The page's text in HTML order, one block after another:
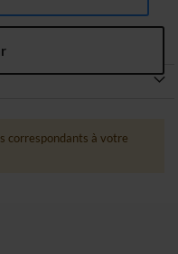
correspondants à votre